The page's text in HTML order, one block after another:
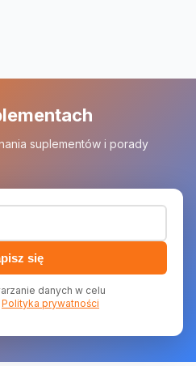
suplementów i porady
się
danych w celu
Polityka prywatności